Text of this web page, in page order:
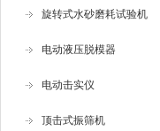
旋转式水砂磨耗试验机
电动液压脱模器
电动击实仪
顶击式振筛机